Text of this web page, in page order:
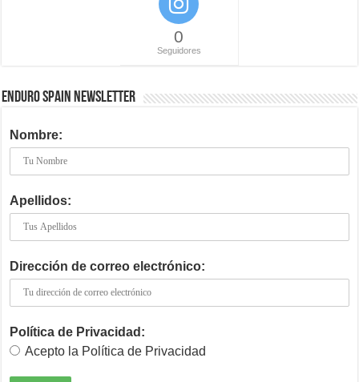
0
Seguidores
ENDURO SPAIN NEWSLETTER
Nombre:
Apellidos:
Dirección de correo electrónico:
Política de Privacidad:
Acepto la Política de Privacidad